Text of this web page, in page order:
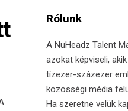
Rólunk
A NuHeadz Talent
azokat képviseli,
tízezer-százezer
közösségi média
Ha szeretne velük